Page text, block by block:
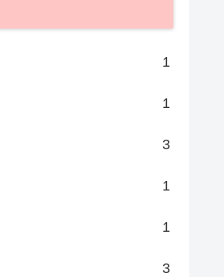
1
1
3
1
1
3